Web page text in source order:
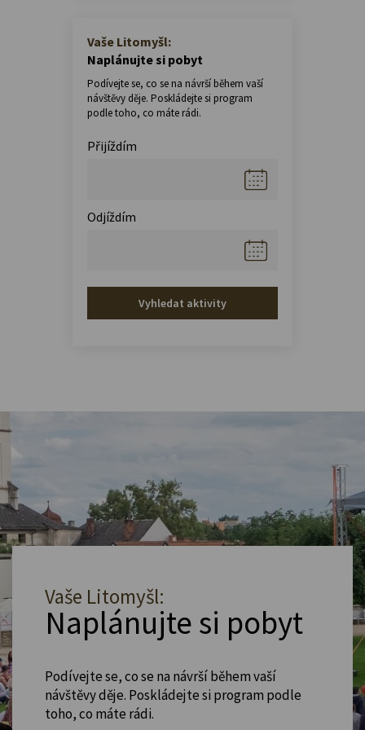
Vaše Litomyšl:
Naplánujte si pobyt
Podívejte se, co se na návrší během vaší
návštěvy děje. Poskládejte si program
podle toho, co máte rádi.
Přijíždím
Odjíždím
Vyhledat aktivity
Vaše Litomyšl:
Naplánujte si pobyt
Podívejte se, co se na návrší během vaší
návštěvy děje. Poskládejte si program podle
toho, co máte rádi.